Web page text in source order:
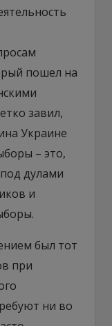
пошел на
завил,
Украине
– это,
дулами
и
был тот
при
ни во